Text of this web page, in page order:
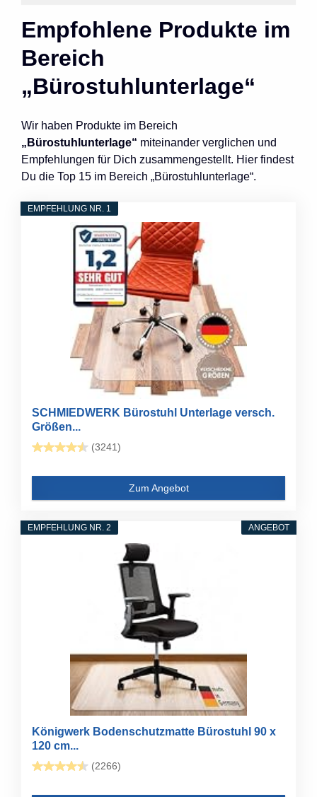
Empfohlene Produkte im
Bereich
„Bürostuhlunterlage“
Wir haben Produkte im Bereich
„Bürostuhlunterlage“ miteinander verglichen und
Empfehlungen für Dich zusammengestellt. Hier findest
Du die Top 15 im Bereich „Bürostuhlunterlage“.
EMPFEHLUNG NR. 1
SCHMIEDWERK Bürostuhl Unterlage versch.
Größen...
(3241)
Zum Angebot
ANGEBOT
EMPFEHLUNG NR. 2
Königwerk Bodenschutzmatte Bürostuhl 90 x
120 cm...
(2266)